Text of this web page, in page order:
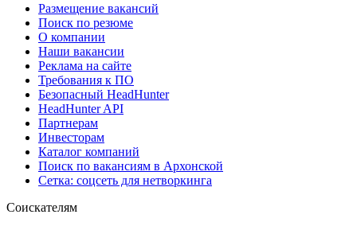
Размещение вакансий
Поиск по резюме
О компании
Наши вакансии
Реклама на сайте
Требования к ПО
Безопасный HeadHunter
HeadHunter API
Партнерам
Инвесторам
Каталог компаний
Поиск по вакансиям в Архонской
Сетка: соцсеть для нетворкинга
Соискателям